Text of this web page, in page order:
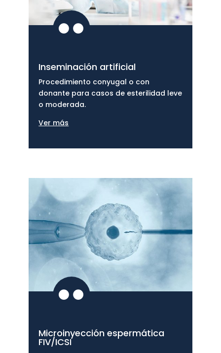

Inseminación artificial
Procedimiento conyugal o con
donante para casos de esterilidad leve
o moderada.
Ver más

Microinyección espermática
FIV/ICSI